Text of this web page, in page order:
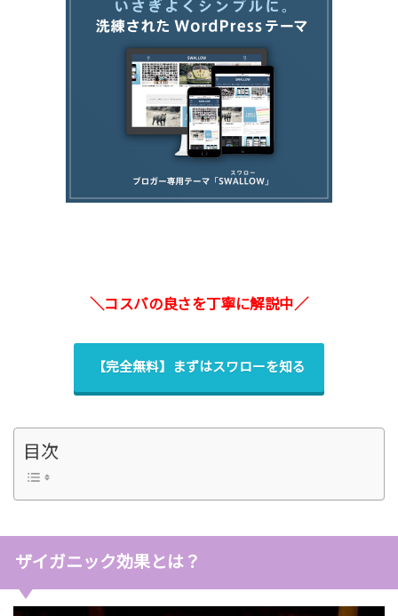
＼コスパの良さを丁寧に解説中／
【完全無料】まずはスワローを知る
目次
ザイガニック効果とは？